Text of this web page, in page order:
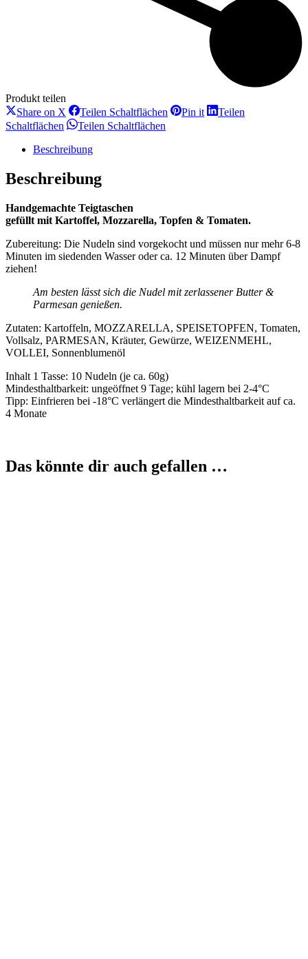
Produkt teilen
Share on X Teilen
Schaltflächen
Teilen Schaltflächen TeilenPin itTeilenTeilen
Schaltflächen TeilenTeilen Schaltflächen
Beschreibung
Beschreibung
Handgemachte Teigtaschen
gefüllt mit Kartoffel, Mozzarella, Topfen & Tomaten.
Zubereitung: Die Nudeln sind vorgekocht und müssen nur mehr 6-8
Minuten im siedenden Wasser oder ca. 12 Minuten über Dampf
ziehen!
Am besten lässt sich die Nudel mit zerlassener Butter &
Parmesan genießen.
Zutaten: Kartoffeln, MOZZARELLA, SPEISETOPFEN, Tomaten,
Vollsalz, PARMESAN, Kräuter, Gewürze, WEIZENMEHL,
VOLLEI, Sonnenblumenöl
Inhalt 1 Tasse: 10 Nudeln (je ca. 60g)
Mindesthaltbarkeit: ungeöffnet 9 Tage; kühl lagern bei 2-4°C
Tipp: Einfrieren bei -18°C verlängert die Mindesthaltbarkeit auf ca.
4 Monate
Das könnte dir auch gefallen …